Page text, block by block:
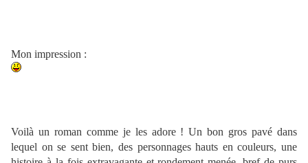
Mon impression :
Voilà un roman comme je les adore ! Un bon gros pavé dans
lequel on se sent bien, des personnages hauts en couleurs, une